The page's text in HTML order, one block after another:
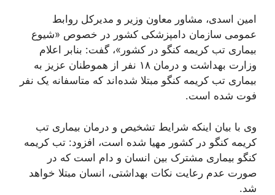
امین اسدی، مشاور معاون وزیر و مدیرکل روابط
عمومی سازمان دامپزشکی کشور در خصوص «شیوع
بیماری تب کریمه کنگو در کشور»، گفت: بنابر اعلام
وزارت بهداشت و درمان ۱۸ نفر از هموطنان عزیز به
بیماری تب کریمه کنگو مبتلا شده‌اند که متاسفانه یک نفر
فوت شده است.
وی با بیان اینکه شرایط تشخیص و درمان بیماری تب
کریمه کنگو در کشور مهیا شده است، افزود: تب کریمه
کنگو بیماری مشترک بین انسان و دام است که در
صورت عدم رعایت نکات بهداشتی، انسان مبتلا خواهد
شد.